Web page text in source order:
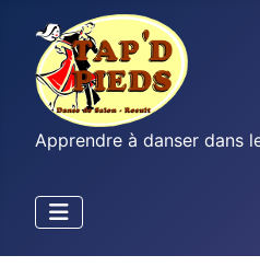
Apprendre à danser dans